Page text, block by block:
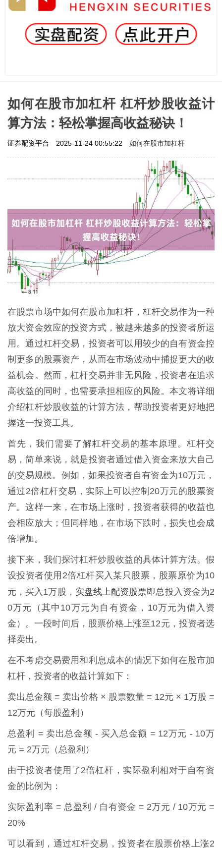
如何在股市加杠杆 杠杆炒股收益计
算方法：轻松掌握高收益秘诀！
证券配资平台 2025-11-24 00:55:22 如何在股市加杠杆
在股票市场中如何在股市加杠杆，杠杆交易作为一种
放大资金效应的投资方式，被越来越多的投资者所运
用。通过杠杆交易，投资者可以用较少的自有资金控
制更多的股票资产，从而在市场波动中捕捉更大的收
益机会。然而，杠杆交易并非无风险，投资者在追求
高收益的同时，也需要承担相应的风险。本文将详细
介绍杠杆炒股收益的计算方法，帮助投资者更好地把
握这一投资工具。
首先，我们需要了解杠杆交易的基本原理。杠杆交
易，简单来说，就是投资者通过借入资金来放大自己
的交易规模。例如，如果投资者自有资金为10万元，
通过2倍杠杆交易，实际上可以控制20万元的股票资
产。这样一来，在市场上涨时，投资者获得的收益也
会相应放大；但同样地，在市场下跌时，损失也会成
倍增加。
接下来，我们探讨杠杆炒股收益的具体计算方法。假
设投资者使用2倍杠杆买入某只股票，股票原价为10
元，买入1万股， 实盘线上配资股票即总投入资金为2
0万元（其中10万元为自有资金，10万元为借入资
金）。一段时间后，股票价格上涨至12元，投资者选
择卖出。
在不考虑交易费用和利息成本的情况下如何在股市加
杠杆，投资者的收益计算如下：
卖出总金额 = 卖出价格 × 股票数量 = 12元 × 1万股 =
12万元（每股盈利）
总盈利 = 卖出总金额 - 买入总金额 = 12万元 - 10万
元 = 2万元（总盈利）
由于投资者使用了2倍杠杆，实际盈利相对于自有资
金的比例为：
实际盈利率 = 总盈利 / 自有资金 = 2万元 / 10万元 =
20%
可以看到，通过杠杆交易，投资者在股票价格上涨2